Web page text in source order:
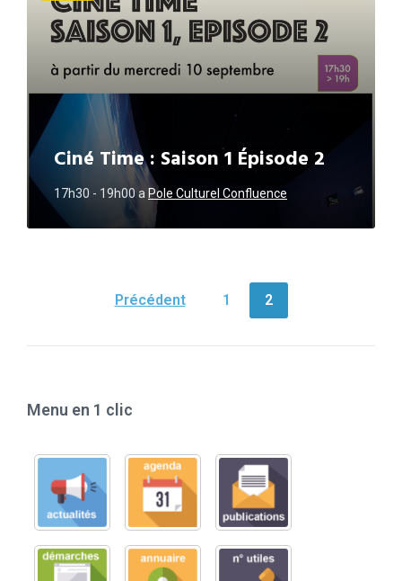
Ciné Time : Saison 1 Épisode 2
17h30 - 19h00a Pole Culturel Confluence
Précédent 1 2
Menu en 1 clic